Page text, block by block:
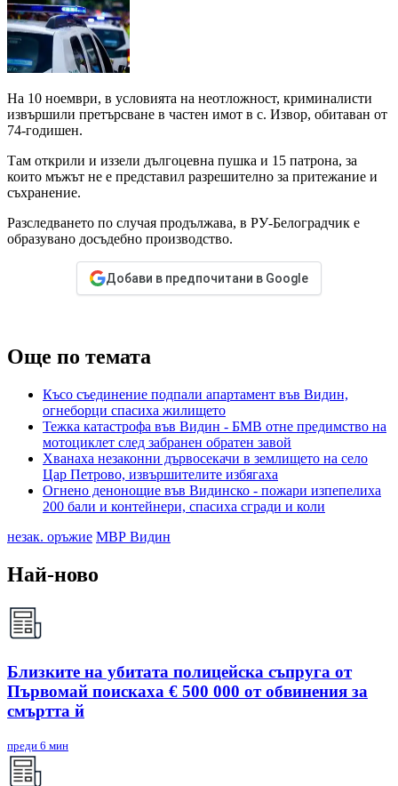
На 10 ноември, в условията на неотложност, криминалисти
извършили претърсване в частен имот в с. Извор, обитаван от
74-годишен.
Там открили и иззели дългоцевна пушка и 15 патрона, за
които мъжът не е представил разрешително за притежание и
съхранение.
Разследването по случая продължава, в РУ-Белоградчик е
образувано досъдебно производство.
Добави в предпочитани в Google
Още по темата
Късо съединение подпали апартамент във Видин,
огнеборци спасиха жилището
Тежка катастрофа във Видин - БМВ отне предимство на
мотоциклет след забранен обратен завой
Хванаха незаконни дървосекачи в землището на село
Цар Петрово, извършителите избягаха
Огнено денонощие във Видинско - пожари изпепелиха
200 бали и контейнери, спасиха сгради и коли
незак. оръжие МВР Видин
Най-ново
Близките на убитата полицейска съпруга от
Първомай поискаха € 500 000 от обвинения за
смъртта й
преди 6 мин